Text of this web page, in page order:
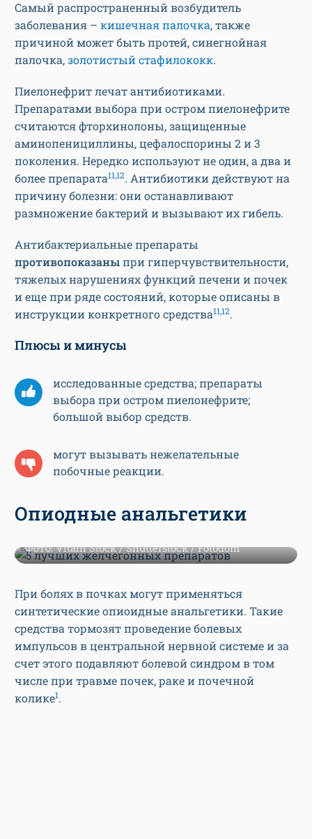
Самый распространенный возбудитель
заболевания – кишечная палочка, также
причиной может быть протей, синегнойная
палочка,золотистый стафилококк.
Пиелонефрит лечат антибиотиками.
Препаратами выбора при остром пиелонефрите
считаются фторхинолоны, защищенные
аминопенициллины, цефалоспорины 2 и 3
поколения. Нередко используют не один, а два и
более препарата11,12. Антибиотики действуют на
причину болезни: они останавливают
размножение бактерий и вызывают их гибель.
Антибактериальные препараты
противопоказаныпри гиперчувствительности,
тяжелых нарушениях функций печени и почек
и еще при ряде состояний, которые описаны в
инструкции конкретного средства11,12.
Плюсы и минусы
исследованные средства; препараты
выбора при остром пиелонефрите;
большой выбор средств.
могут вызывать нежелательные
побочные реакции.
Опиодные анальгетики
Фото: Vitalii Stock / Shutterstock / Fotodom
При болях в почках могут применяться
синтетические опиоидные анальгетики. Такие
средства тормозят проведение болевых
импульсов в центральной нервной системе и за
счет этого подавляют болевой синдром в том
числе при травме почек, раке и почечной
колике1.